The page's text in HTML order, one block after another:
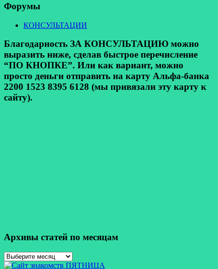
Форумы
КОНСУЛЬТАЦИИ
Благодарность ЗА КОНСУЛЬТАЦИЮ можно
выразить ниже, сделав быстрое перечисление
“ПО КНОПКЕ”. Или как вариант, можно
просто деньги отправить на карту Альфа-банка
2200 1523 8395 6128 (мы привязали эту карту к
сайту).
Архивы статей по месяцам
Архивы
статей